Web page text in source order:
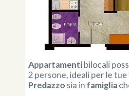
Appartamentibilocali
2 persone, ideali per le tue
Predazzo sia in famiglia